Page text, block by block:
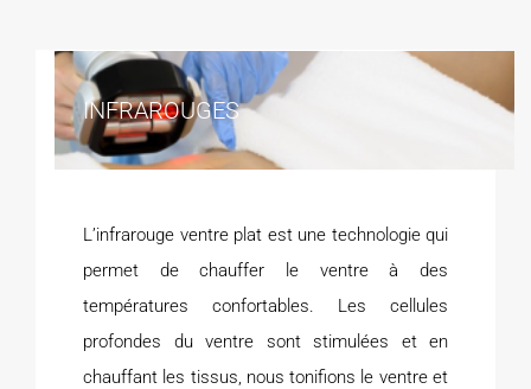
INFRAROUGES
L’infrarouge ventre plat est une technologie qui
permet de chauffer le ventre à des
températures confortables. Les cellules
profondes du ventre sont stimulées et en
chauffant les tissus, nous tonifions le ventre et